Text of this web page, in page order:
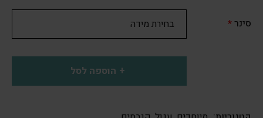
סינר*
הוספה לסל